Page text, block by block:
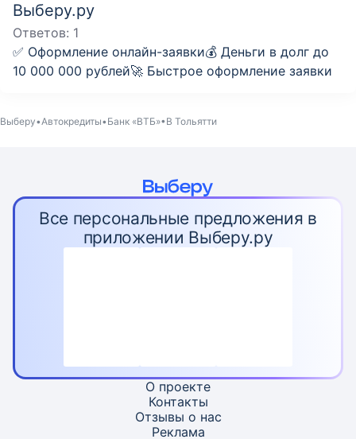
Выберу.ру
Ответов: 1
✅ Оформление онлайн-заявки💰 Деньги в долг до
10 000 000 рублей🚀 Быстрое оформление заявки
Выберу Автокредиты Банк «ВТБ» В Тольятти
Все персональные предложения в
приложении Выберу.ру
О проекте
Контакты
Отзывы о нас
Реклама